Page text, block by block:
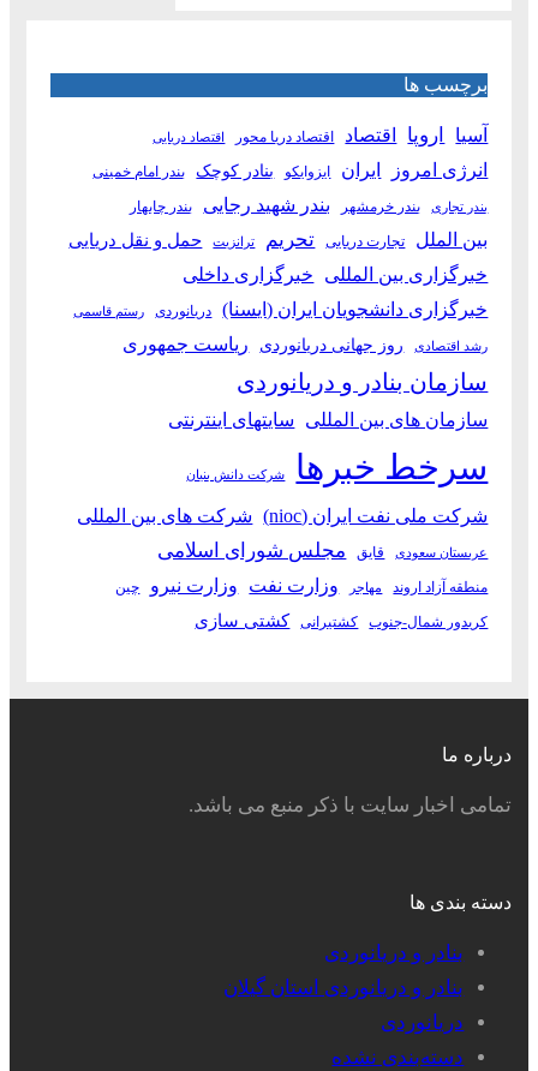
برچسب ها
آسیا اروپا اقتصاد اقتصاد دریا محور اقتصاد دریایی
انرژی امروز ایران ایزوایکو بنادر کوچک بندر امام خمینی
بندر تجاری بندر خرمشهر بندر شهید رجایی بندر چابهار
بین الملل تجارت دریایی تحریم ترانزیت حمل و نقل دریایی
خبرگزاری بین المللی خبرگزاری داخلی
خبرگزاری دانشجویان ایران (ایسنا)
دریانوردی رستم قاسمی
رشد اقتصادی روز جهانی دریانوردی ریاست جمهوری
سازمان بنادر و دریانوردی
سازمان های بین المللی سایتهای اینترنتی
سرخط خبرها شرکت دانش بنیان
شرکت ملی نفت ایران (nioc) شرکت های بین المللی
عربستان سعودی قایق مجلس شورای اسلامی
منطقه آزاد اروند مهاجر وزارت نفت وزارت نیرو چین
کریدور شمال-جنوب کشتیرانی کشتی سازی
درباره ما
تمامی اخبار سایت با ذکر منبع می باشد.
دسته بندی ها
بنادر و دریانوردی
بنادر و دریانوردی استان گیلان
دریانوردی
دسته‌بندی نشده